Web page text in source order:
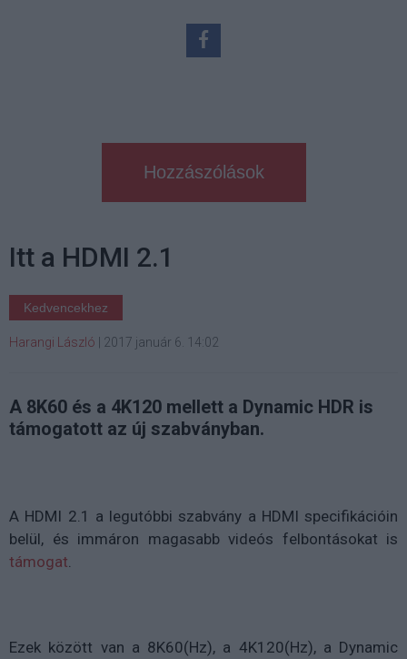
Hozzászólások
Itt a HDMI 2.1
Kedvencekhez
Harangi László 2017 január 6. 14:02
A 8K60 és a 4K120 mellett a Dynamic HDR is
támogatott az új szabványban.
A HDMI 2.1 a legutóbbi szabvány a HDMI specifikációin
belül, és immáron magasabb videós felbontásokat is
támogat.
Ezek között van a 8K60(Hz), a 4K120(Hz), a Dynamic